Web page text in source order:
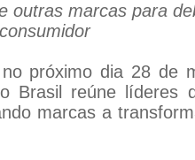
marcas para
próximo dia 28 de
Brasil reúne líderes
marcas a